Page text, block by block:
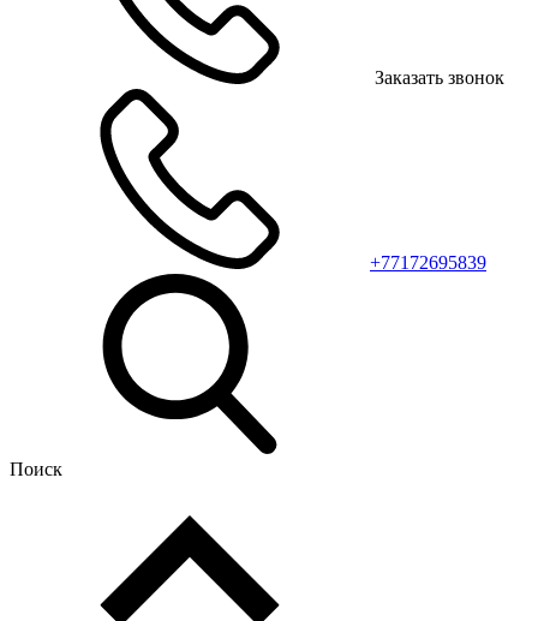
Заказать звонок
+77172695839
Поиск